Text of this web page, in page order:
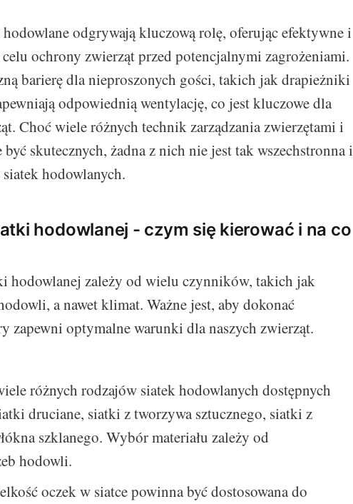
odgrywają kluczową rolę, oferując efektywne i
ochrony zwierząt przed potencjalnymi zagrożeniami.
barierę dla nieproszonych gości, takich jak drapieżniki
odpowiednią wentylację, co jest kluczowe dla
Choć wiele różnych technik zarządzania zwierzętami i
skutecznych, żadna z nich nie jest tak wszechstronna i
hodowlanych.
hodowlanej - czym się kierować i na co
hodowlanej zależy od wielu czynników, takich jak
a nawet klimat. Ważne jest, aby dokonać
zapewni optymalne warunki dla naszych zwierząt.
różnych rodzajów siatek hodowlanych dostępnych
druciane, siatki z tworzywa sztucznego, siatki z
szklanego. Wybór materiału zależy od
hodowli.
oczek w siatce powinna być dostosowana do